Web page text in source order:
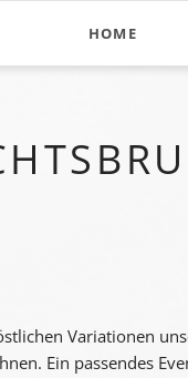
HOME
Variationen
Ein passendes